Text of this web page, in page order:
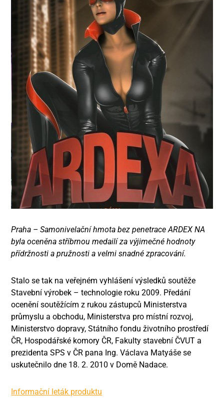
Praha – Samonivelační hmota bez penetrace ARDEX NA
byla oceněna stříbrnou medailí za výjimečné hodnoty
přídržnosti a pružnosti a velmi snadné zpracování.
Stalo se tak na veřejném vyhlášení výsledků soutěže
Stavební výrobek – technologie roku 2009. Předání
ocenění soutěžícím z rukou zástupců Ministerstva
průmyslu a obchodu, Ministerstva pro místní rozvoj,
Ministerstvo dopravy, Státního fondu životního prostředí
ČR, Hospodářské komory ČR, Fakulty stavební ČVUT a
prezidenta SPS v ČR pana Ing. Václava Matyáše se
uskutečnilo dne 18. 2. 2010 v Domě Nadace.
Informační leták produktu